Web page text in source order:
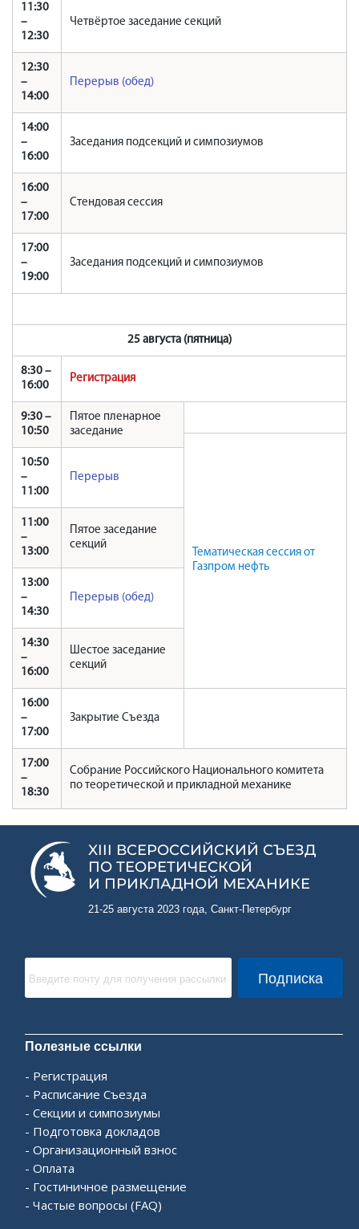
11:30
–
12:30
Четвёртое заседание секций
12:30
–
14:00
Перерыв (обед)
14:00
–
16:00
Заседания подсекций и симпозиумов
16:00
–
17:00
Стендовая сессия
17:00
–
19:00
Заседания подсекций и симпозиумов
25 августа (пятница)
8:30 –
16:00
Регистрация
9:30 –
10:50
Пятое пленарное
заседание
Тематическая сессия от
Газпром нефть
10:50
–
11:00
Перерыв
11:00
–
13:00
Пятое заседание
секций
13:00
–
14:30
Перерыв (обед)
14:30
–
16:00
Шестое заседание
секций
16:00
–
17:00
Закрытие Съезда
17:00
–
18:30
Собрание Российского Национального комитета
по теоретической и прикладной механике
XIII ВСЕРОССИЙСКИЙ СЪЕЗД
ПО ТЕОРЕТИЧЕСКОЙ
И ПРИКЛАДНОЙ МЕХАНИКЕ
21-25 августа 2023 года, Санкт-Петербург
Подписка
Полезные ссылки
Регистрация
Расписание Съезда
Секции и симпозиумы
Подготовка докладов
Организационный взнос
Оплата
Гостиничное размещение
Частые вопросы (FAQ)